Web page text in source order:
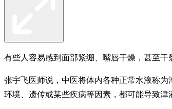
有些人容易感到面部紧绷、嘴唇干燥，甚至
张宇飞医师说，中医将体内各种正常水液称
环境、遗传或某些疾病等因素，都可能导致津